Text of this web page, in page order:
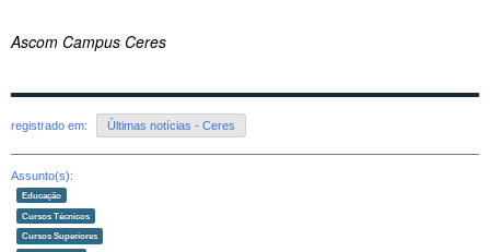
Ascom Campus Ceres
registrado em: Últimas notícias - Ceres
Assunto(s):
Educação
Cursos Técnicos
Cursos Superiores